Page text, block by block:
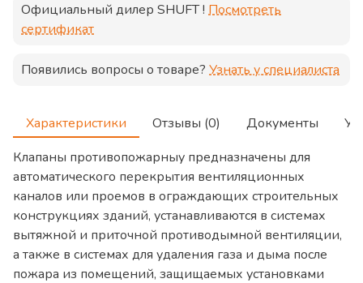
Официальный дилер SHUFT! Посмотреть
сертификат
Появились вопросы о товаре? Узнать у специалиста
Характеристики Отзывы (0) Документы
Клапаны противопожарныу предназначены для
автоматического перекрытия вентиляционных
каналов или проемов в ограждающих строительных
конструкциях зданий, устанавливаются в системах
вытяжной и приточной противодымной вентиляции,
а также в системах для удаления газа и дыма после
пожара из помещений, защищаемых установками